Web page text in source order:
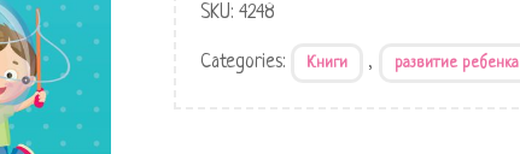
SKU:4248
Categories: Книги , развитие ребенка